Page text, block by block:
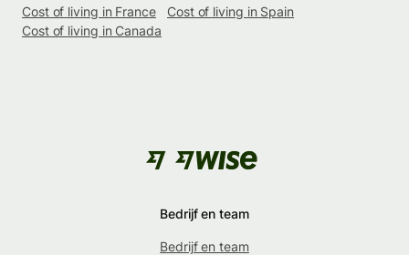
Cost of living in France
Cost of living in Spain
Cost of living in Canada
Bedrijf en team
Bedrijf en team